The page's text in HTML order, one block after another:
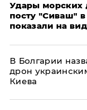
Удары морских
посту "Сиваш"
показали на
В Болгарии
дрон
Киева